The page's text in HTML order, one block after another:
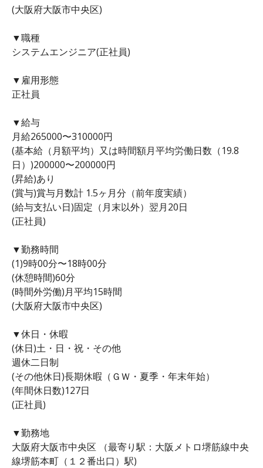
(大阪府大阪市中央区)
▼職種
システムエンジニア(正社員)
▼雇用形態
正社員
▼給与
月給265000〜310000円
(基本給（月額平均）又は時間額月平均労働日数（19.8
日）)200000〜200000円
(昇給)あり
(賞与)賞与月数計 1.5ヶ月分（前年度実績）
(給与支払い日)固定（月末以外）翌月20日
(正社員)
▼勤務時間
(1)9時00分〜18時00分
(休憩時間)60分
(時間外労働)月平均15時間
(大阪府大阪市中央区)
▼休日・休暇
(休日)土・日・祝・その他
週休二日制
(その他休日)長期休暇（ＧＷ・夏季・年末年始）
(年間休日数)127日
(正社員)
▼勤務地
大阪府大阪市中央区 （最寄り駅：大阪メトロ堺筋線中央
線堺筋本町（１２番出口）駅)